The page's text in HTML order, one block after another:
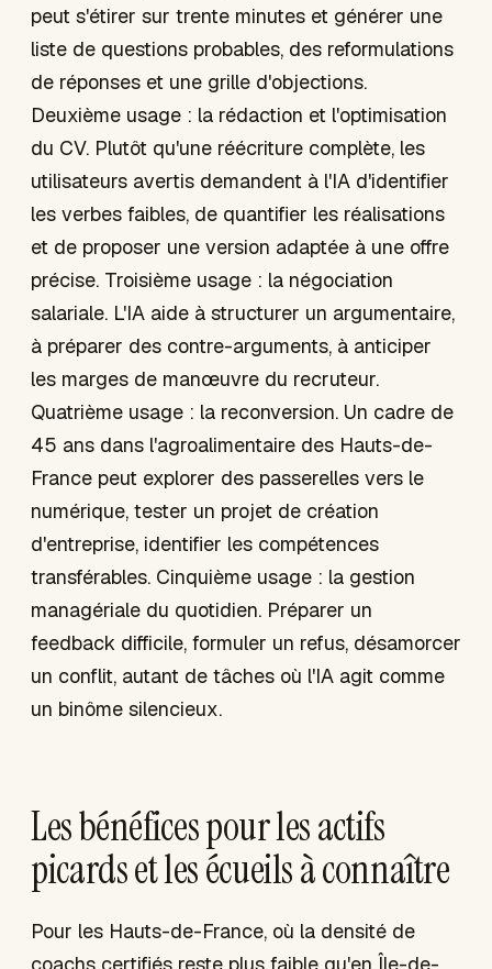
peut s'étirer sur trente minutes et générer une
liste de questions probables, des reformulations
de réponses et une grille d'objections.
Deuxième usage : la rédaction et l'optimisation
du CV. Plutôt qu'une réécriture complète, les
utilisateurs avertis demandent à l'IA d'identifier
les verbes faibles, de quantifier les réalisations
et de proposer une version adaptée à une offre
précise. Troisième usage : la négociation
salariale. L'IA aide à structurer un argumentaire,
à préparer des contre-arguments, à anticiper
les marges de manœuvre du recruteur.
Quatrième usage : la reconversion. Un cadre de
45 ans dans l'agroalimentaire des Hauts-de-
France peut explorer des passerelles vers le
numérique, tester un projet de création
d'entreprise, identifier les compétences
transférables. Cinquième usage : la gestion
managériale du quotidien. Préparer un
feedback difficile, formuler un refus, désamorcer
un conflit, autant de tâches où l'IA agit comme
un binôme silencieux.
Les bénéfices pour les actifs
picards et les écueils à connaître
Pour les Hauts-de-France, où la densité de